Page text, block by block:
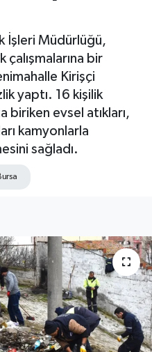
İşleri Müdürlüğü,
bir
Kirişçi
yaptı. 16 kişilik
evsel atıkları,
kamyonlarla
sağladı.
ve Fikstür